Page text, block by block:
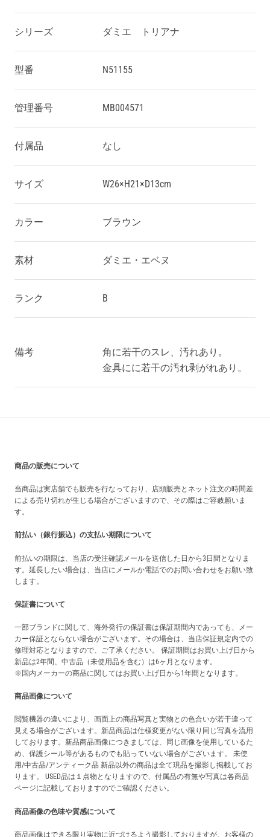
シリーズ ダミエ トリアナ
型番 N51155
管理番号 MB004571
付属品 なし
サイズ W26×H21×D13cm
カラー ブラウン
素材 ダミエ・エベヌ
ランク B
備考
角に若干のスレ、汚れあり。
金具にに若干の汚れ剥がれあり。
商品の販売について
当商品は実店舗でも販売を行なっており、店頭販売とネット注文の時間差
による売り切れが生じる場合がございますので、その際はご容赦願いま
す。
前払い（銀行振込）の支払い期限について
前払いの期限は、当店の受注確認メールを送信した日から3日間となりま
す。延長したい場合は、当店にメールか電話でのお問い合わせをお願い致
します。
保証書について
一部ブランドに関して、海外発行の保証書は保証期間内であっても、メー
カー保証とならない場合がございます。その場合は、当店保証規定内での
修理対応となりますので、ご了承ください。 保証期間はお買い上げ日から
新品は2年間、中古品（未使用品を含む）は6ヶ月となります。
※国内メーカーの商品に関してはお買い上げ日から1年間となります。
商品画像について
閲覧機器の違いにより、画面上の商品写真と実物との色合いが若干違って
見える場合がございます。新品商品は仕様変更がない限り同じ写真を流用
しております。新品商品画像につきましては、同じ画像を使用しているた
め、保護シール等があるものでも貼っていない場合がございます。 未使
用/中古品/アンティーク品 新品以外の商品は全て現品を撮影し掲載してお
ります。 USED品は１点物となりますので、付属品の有無や写真は各商品
ページに記載しておりますのでご確認ください。
商品画像の色味や質感について
商品画像はできる限り実物に近づけるよう撮影しておりますが、お客様の